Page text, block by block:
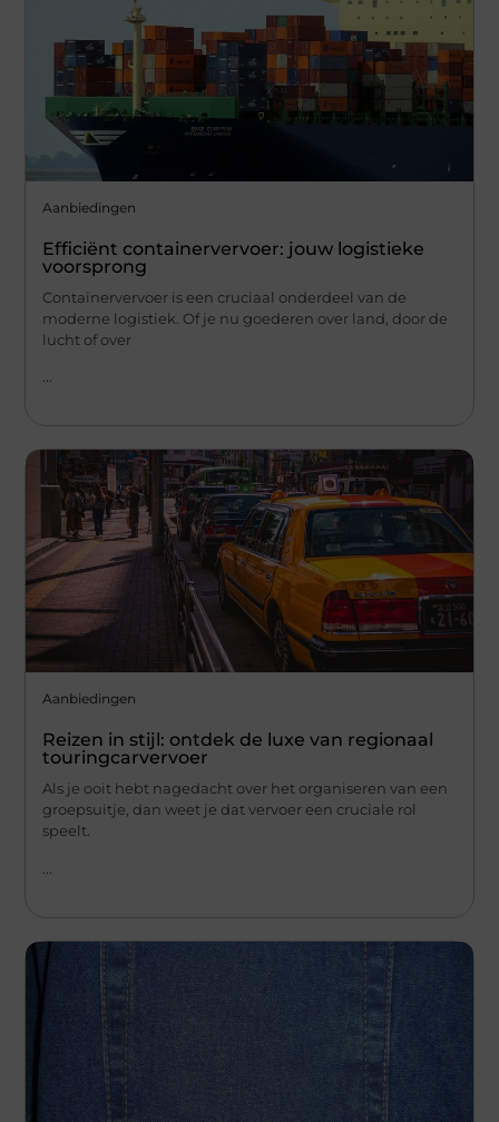
Aanbiedingen
Efficiënt containervervoer: jouw logistieke
voorsprong
Containervervoer is een cruciaal onderdeel van de
moderne logistiek. Of je nu goederen over land, door de
lucht of over
...
Aanbiedingen
Reizen in stijl: ontdek de luxe van regionaal
touringcarvervoer
Als je ooit hebt nagedacht over het organiseren van een
groepsuitje, dan weet je dat vervoer een cruciale rol
speelt.